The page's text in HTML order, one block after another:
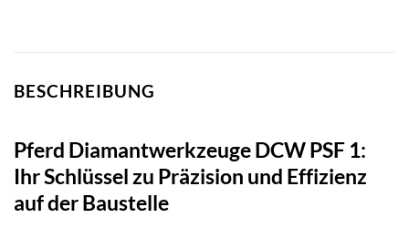
BESCHREIBUNG
Pferd Diamantwerkzeuge DCW PSF 1:
Ihr Schlüssel zu Präzision und Effizienz
auf der Baustelle